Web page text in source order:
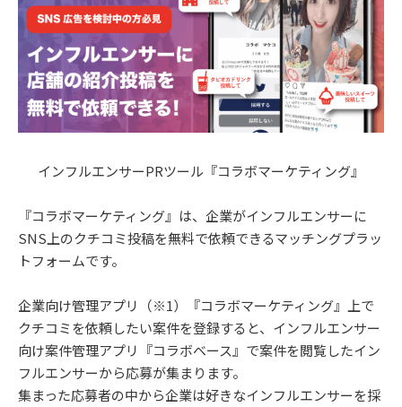
インフルエンサーPRツール『コラボマーケティング』
『コラボマーケティング』は、企業がインフルエンサーに
SNS上のクチコミ投稿を無料で依頼できるマッチングプラッ
トフォームです。
企業向け管理アプリ（※1）『コラボマーケティング』上で
クチコミを依頼したい案件を登録すると、インフルエンサー
向け案件管理アプリ『コラボベース』で案件を閲覧したイン
フルエンサーから応募が集まります。
集まった応募者の中から企業は好きなインフルエンサーを採